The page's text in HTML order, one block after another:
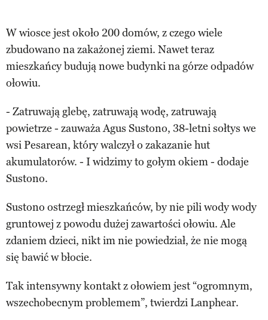
W wiosce jest około 200 domów, z czego wiele
zbudowano na zakażonej ziemi. Nawet teraz
mieszkańcy budują nowe budynki na górze odpadów
ołowiu.
- Zatruwają glebę, zatruwają wodę, zatruwają
powietrze - zauważa Agus Sustono, 38-letni sołtys we
wsi Pesarean, który walczył o zakazanie hut
akumulatorów. - I widzimy to gołym okiem - dodaje
Sustono.
Sustono ostrzegł mieszkańców, by nie pili wody wody
gruntowej z powodu dużej zawartości ołowiu. Ale
zdaniem dzieci, nikt im nie powiedział, że nie mogą
się bawić w błocie.
Tak intensywny kontakt z ołowiem jest “ogromnym,
wszechobecnym problemem”, twierdzi Lanphear.